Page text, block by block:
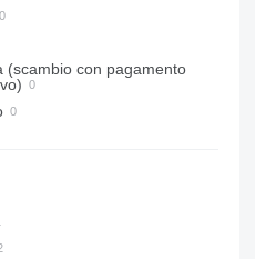
(scambio con pagamento